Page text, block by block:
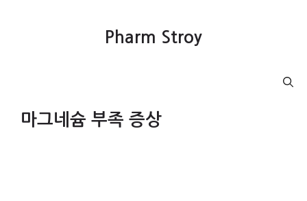
Pharm Stroy
마그네슘 부족 증상